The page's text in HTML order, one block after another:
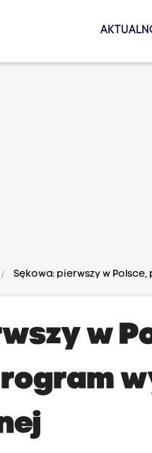
Sękowa: pierwszy w
w